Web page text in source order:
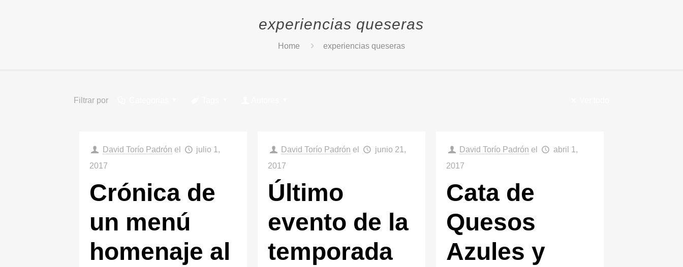
experiencias queseras
Home experiencias queseras
Filtrar por
David Torío Padrón el
julio 1,
2017
Crónica de
un menú
homenaje al
David Torío Padrón el
junio 21,
2017
Último
evento de la
temporada
David Torío Padrón el
abril 1,
2017
Cata de
Quesos
Azules y